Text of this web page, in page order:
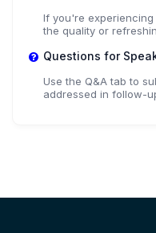
If you're
the quality or
Questions for
Use the Q&A tab to
addressed in follow-